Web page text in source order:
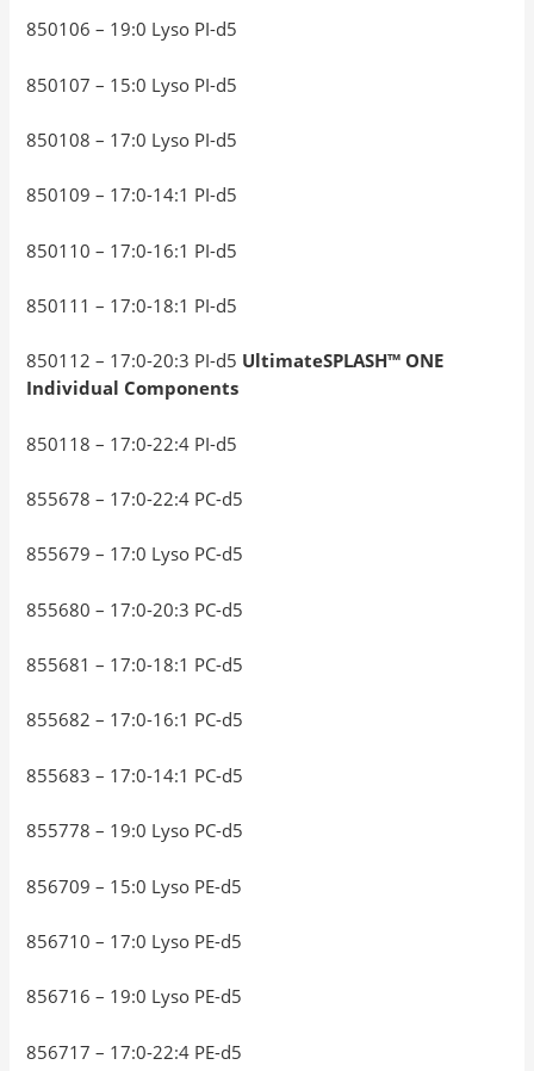
850106 – 19:0 Lyso PI-d5
850107 – 15:0 Lyso PI-d5
850108 – 17:0 Lyso PI-d5
850109 – 17:0-14:1 PI-d5
850110 – 17:0-16:1 PI-d5
850111 – 17:0-18:1 PI-d5
850112 – 17:0-20:3 PI-d5 UltimateSPLASH™ ONE
Individual Components
850118 – 17:0-22:4 PI-d5
855678 – 17:0-22:4 PC-d5
855679 – 17:0 Lyso PC-d5
855680 – 17:0-20:3 PC-d5
855681 – 17:0-18:1 PC-d5
855682 – 17:0-16:1 PC-d5
855683 – 17:0-14:1 PC-d5
855778 – 19:0 Lyso PC-d5
856709 – 15:0 Lyso PE-d5
856710 – 17:0 Lyso PE-d5
856716 – 19:0 Lyso PE-d5
856717 – 17:0-22:4 PE-d5